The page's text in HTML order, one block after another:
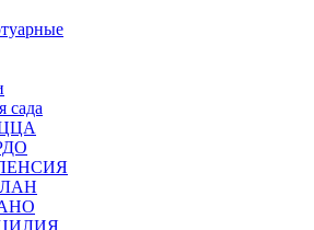
сада